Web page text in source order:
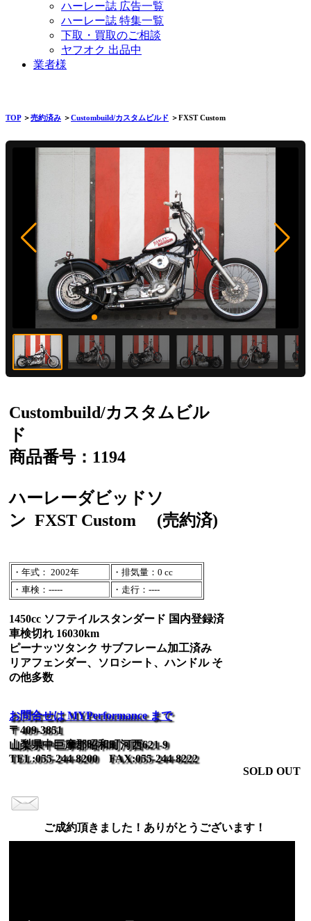
ハーレー誌 広告一覧
ハーレー誌 特集一覧
下取・買取のご相談
ヤフオク 出品中
業者様
TOP＞売約済み ＞Custombuild/カスタムビルド ＞FXST Custom
Custombuild/カスタムビル
ド
商品番号：1194
ハーレーダビッドソ
ン FXST Custom (売約済)
・年式： 2002年
・排気量：0 cc
・車検：-----
・走行：----
1450cc ソフテイルスタンダード 国内登録済
車検切れ 16030km
ピーナッツタンク サブフレーム加工済み
リアフェンダー、ソロシート、ハンドル そ
の他多数
お問合せは MYPerformance まで
〒409-3851
山梨県中巨摩郡昭和町河西621-9
TEL:055-244-8200 FAX:055-244-8222
SOLD OUT
ご成約頂きました！ありがとうございます！